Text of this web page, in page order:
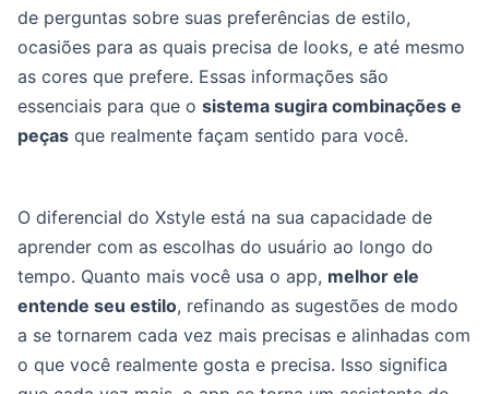
de perguntas sobre suas preferências de estilo,
ocasiões para as quais precisa de looks, e até mesmo
as cores que prefere. Essas informações são
essenciais para que o sistema sugira combinações e
peças que realmente façam sentido para você.
O diferencial do Xstyle está na sua capacidade de
aprender com as escolhas do usuário ao longo do
tempo. Quanto mais você usa o app, melhor ele
entende seu estilo, refinando as sugestões de modo
a se tornarem cada vez mais precisas e alinhadas com
o que você realmente gosta e precisa. Isso significa